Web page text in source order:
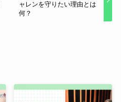
ャレンを守りたい理由とは
何？